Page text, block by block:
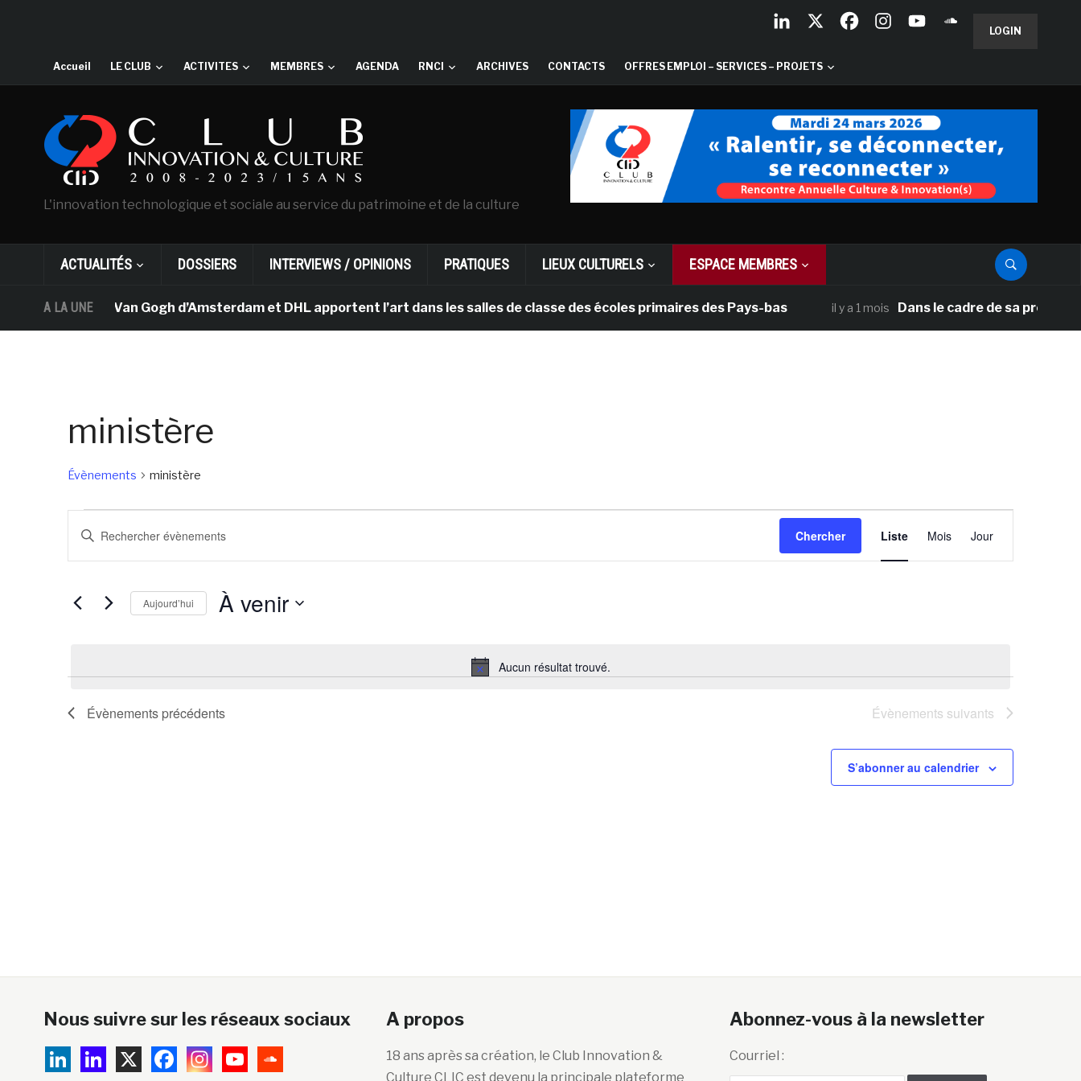
LOGIN
Accueil LE CLUB ACTIVITES MEMBRES AGENDA RNCI ARCHIVES CONTACTS OFFRES EMPLOI – SERVICES – PROJETS
L'innovation technologique et sociale au service du patrimoine et de la culture
ACTUALITÉS DOSSIERS INTERVIEWS / OPINIONS PRATIQUES LIEUX CULTURELS ESPACE MEMBRES
A LA UNE
Le musée Van Gogh d’Amsterdam et DHL apportent l’art dans les salles de classe des écoles primaires des Pays-bas il y a 1 mois Dans le cadre de sa
ministère
Évènements ministère
Évènements
Notice
Aucun résultat trouvé.
Recherche
et
de
Saisir
Rechercher
Évènements
clé.
Chercher
de
vues
Liste Mois Jour
Aujourd’hui À venir
Évènements précédents Évènements suivants
S’abonner au calendrier
Nous suivre sur les réseaux sociaux A propos
18 ans après sa création, le Club Innovation &
Culture CLIC est devenu la principale plateforme
Abonnez-vous à la newsletter
Courriel :